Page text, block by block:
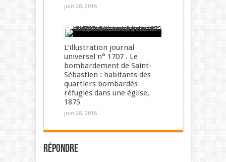
juin 28, 2016
L’illustration journal
universel n° 1707 . Le
bombardement de Saint-
Sébastien : habitants des
quartiers bombardés
réfugiés dans une église,
1875
juin 28, 2016
Répondre